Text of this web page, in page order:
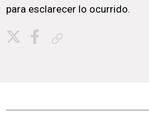
para esclarecer lo ocurrido.